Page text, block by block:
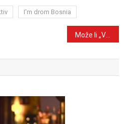
I'm drom Bosnia
Može li „Vrpca“ postati novi veliki hit Kemala Hasića? Pjevač priznaje: „Bio sam očaran na prvo slušanje“